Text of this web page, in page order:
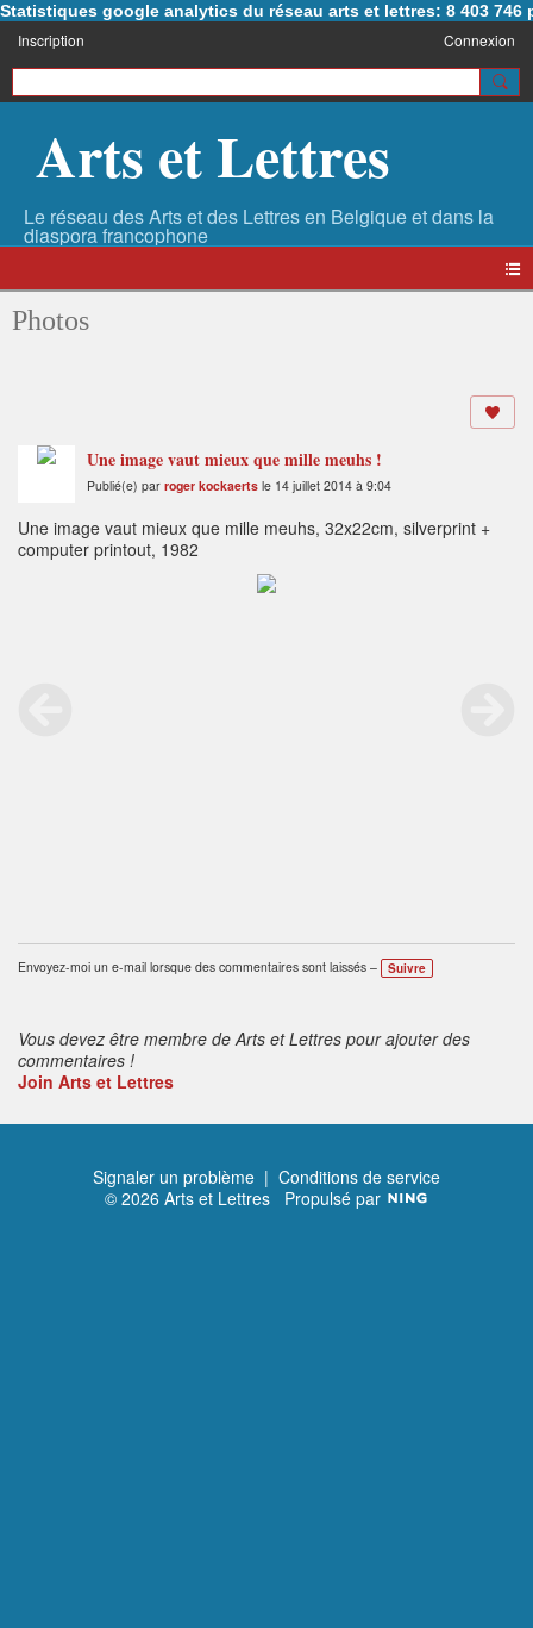
Statistiques google analytics du réseau arts et lettres: 8 403 746
Inscription Connexion
Arts et Lettres
Photos
Une image vaut mieux que mille meuhs !
Publié(e) par roger kockaerts le 14 juillet 2014 à 9:04
Une image vaut mieux que mille meuhs, 32x22cm, silverprint +
computer printout, 1982
Envoyez-moi un e-mail lorsque des commentaires sont laissés – Suivre
Vous devez être membre de Arts et Lettres pour ajouter des
commentaires !
Join Arts et Lettres
Signaler un problème | Conditions de service
© 2026 Arts et Lettres Propulsé par